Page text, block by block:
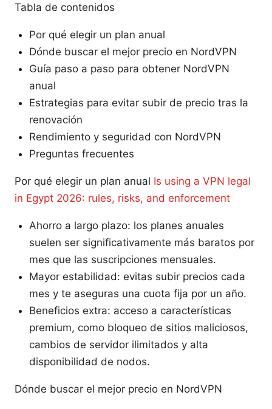
Tabla de contenidos
Por qué elegir un plan anual
Dónde buscar el mejor precio en NordVPN
Guía paso a paso para obtener NordVPN
anual
Estrategias para evitar subir de precio tras la
renovación
Rendimiento y seguridad con NordVPN
Preguntas frecuentes
Por qué elegir un plan anual Is using a VPN legal
in Egypt 2026: rules, risks, and enforcement
Ahorro a largo plazo: los planes anuales
suelen ser significativamente más baratos por
mes que las suscripciones mensuales.
Mayor estabilidad: evitas subir precios cada
mes y te aseguras una cuota fija por un año.
Beneficios extra: acceso a características
premium, como bloqueo de sitios maliciosos,
cambios de servidor ilimitados y alta
disponibilidad de nodos.
Dónde buscar el mejor precio en NordVPN